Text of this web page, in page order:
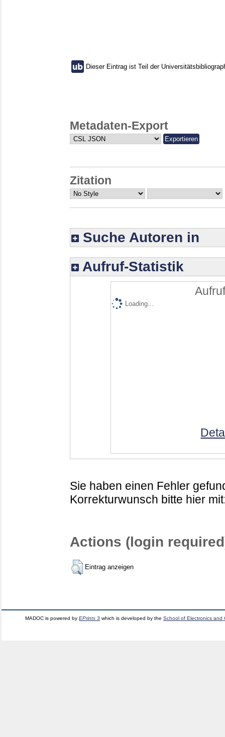
Dieser Eintrag ist Teil der
Metadaten-Export
Zitation
Suche Autoren in
Aufruf-Statistik
Loading...
Sie haben einen Fehler
Korrekturwunsch bitte hier
Actions (login
Eintrag anzeigen
MADOC is powered byEPrints 3 which is developed by theSchool of Electronics and